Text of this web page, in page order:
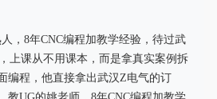
，8年CNC编程加教学经验，待过武
上课从不用课本，而是拿真实案例拆
程，他直接拿出武汉Z电气的订